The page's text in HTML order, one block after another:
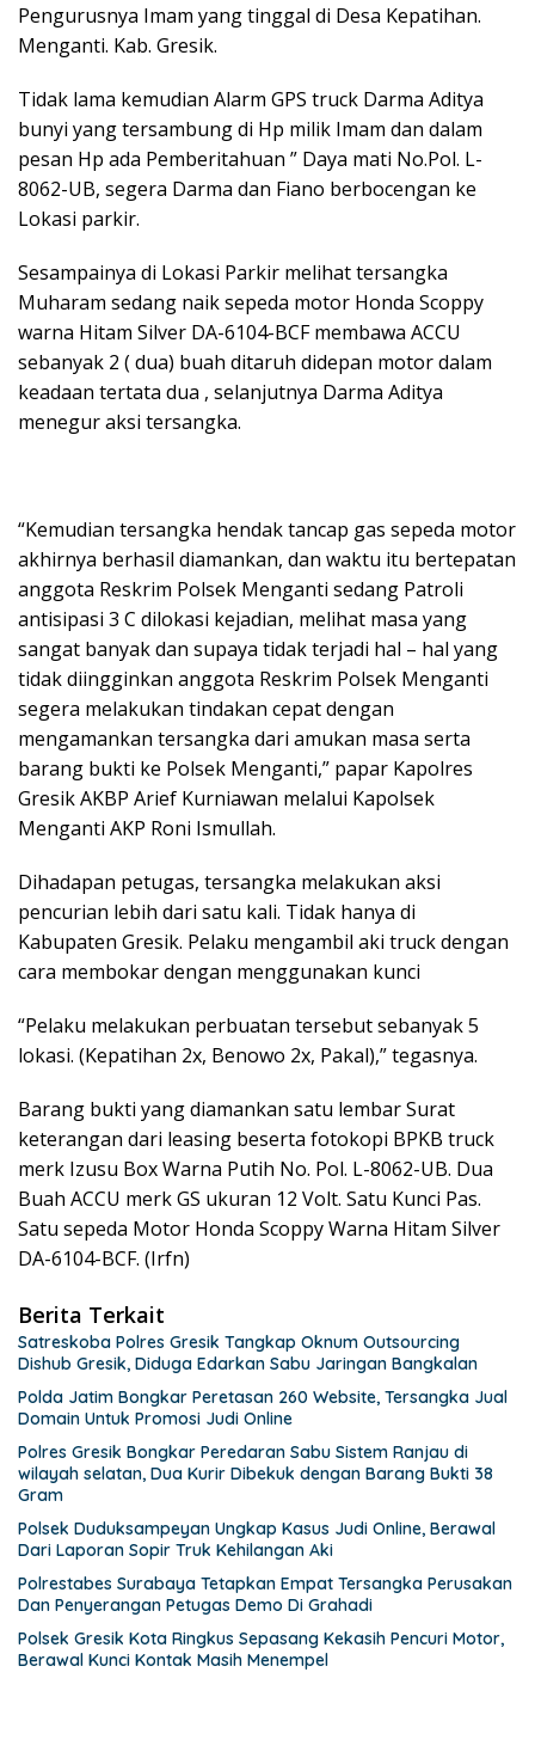
Pengurusnya Imam yang tinggal di Desa Kepatihan.
Menganti. Kab. Gresik.
Tidak lama kemudian Alarm GPS truck Darma Aditya
bunyi yang tersambung di Hp milik Imam dan dalam
pesan Hp ada Pemberitahuan ” Daya mati No.Pol. L-
8062-UB, segera Darma dan Fiano berbocengan ke
Lokasi parkir.
Sesampainya di Lokasi Parkir melihat tersangka
Muharam sedang naik sepeda motor Honda Scoppy
warna Hitam Silver DA-6104-BCF membawa ACCU
sebanyak 2 ( dua) buah ditaruh didepan motor dalam
keadaan tertata dua , selanjutnya Darma Aditya
menegur aksi tersangka.
“Kemudian tersangka hendak tancap gas sepeda motor
akhirnya berhasil diamankan, dan waktu itu bertepatan
anggota Reskrim Polsek Menganti sedang Patroli
antisipasi 3 C dilokasi kejadian, melihat masa yang
sangat banyak dan supaya tidak terjadi hal – hal yang
tidak diingginkan anggota Reskrim Polsek Menganti
segera melakukan tindakan cepat dengan
mengamankan tersangka dari amukan masa serta
barang bukti ke Polsek Menganti,” papar Kapolres
Gresik AKBP Arief Kurniawan melalui Kapolsek
Menganti AKP Roni Ismullah.
Dihadapan petugas, tersangka melakukan aksi
pencurian lebih dari satu kali. Tidak hanya di
Kabupaten Gresik. Pelaku mengambil aki truck dengan
cara membokar dengan menggunakan kunci
“Pelaku melakukan perbuatan tersebut sebanyak 5
lokasi. (Kepatihan 2x, Benowo 2x, Pakal),” tegasnya.
Barang bukti yang diamankan satu lembar Surat
keterangan dari leasing beserta fotokopi BPKB truck
merk Izusu Box Warna Putih No. Pol. L-8062-UB. Dua
Buah ACCU merk GS ukuran 12 Volt. Satu Kunci Pas.
Satu sepeda Motor Honda Scoppy Warna Hitam Silver
DA-6104-BCF. (Irfn)
Berita Terkait
Satreskoba Polres Gresik Tangkap Oknum Outsourcing
Dishub Gresik, Diduga Edarkan Sabu Jaringan Bangkalan
Polda Jatim Bongkar Peretasan 260 Website, Tersangka Jual
Domain Untuk Promosi Judi Online
Polres Gresik Bongkar Peredaran Sabu Sistem Ranjau di
wilayah selatan, Dua Kurir Dibekuk dengan Barang Bukti 38
Gram
Polsek Duduksampeyan Ungkap Kasus Judi Online, Berawal
Dari Laporan Sopir Truk Kehilangan Aki
Polrestabes Surabaya Tetapkan Empat Tersangka Perusakan
Dan Penyerangan Petugas Demo Di Grahadi
Polsek Gresik Kota Ringkus Sepasang Kekasih Pencuri Motor,
Berawal Kunci Kontak Masih Menempel